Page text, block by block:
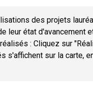
des projets
leur état d'avancement
: Cliquez sur
sur la carte,